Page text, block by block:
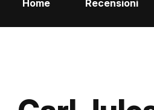
Home Recensioni